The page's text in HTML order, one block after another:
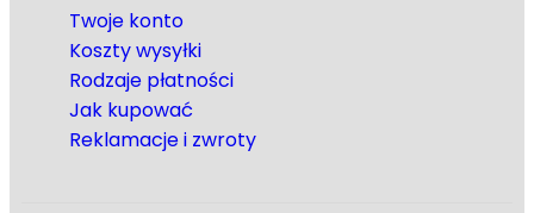
Twoje konto
Koszty wysyłki
Rodzaje płatności
Jak kupować
Reklamacje i zwroty